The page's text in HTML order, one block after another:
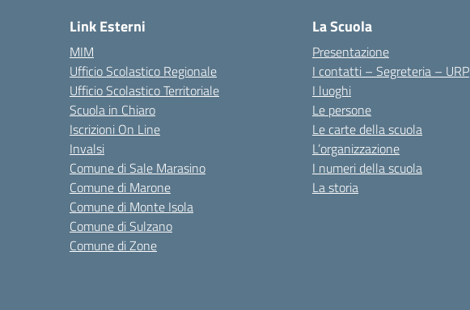
Link Esterni
MIM
Ufficio Scolastico Regionale
Ufficio Scolastico Territoriale
Scuola in Chiaro
Iscrizioni On Line
Invalsi
Comune di Sale Marasino
Comune di Marone
Comune di Monte Isola
Comune di Sulzano
Comune di Zone
La Scuola
Presentazione
I contatti – Segreteria – URP
I luoghi
Le persone
Le carte della scuola
L’organizzazione
I numeri della scuola
La storia